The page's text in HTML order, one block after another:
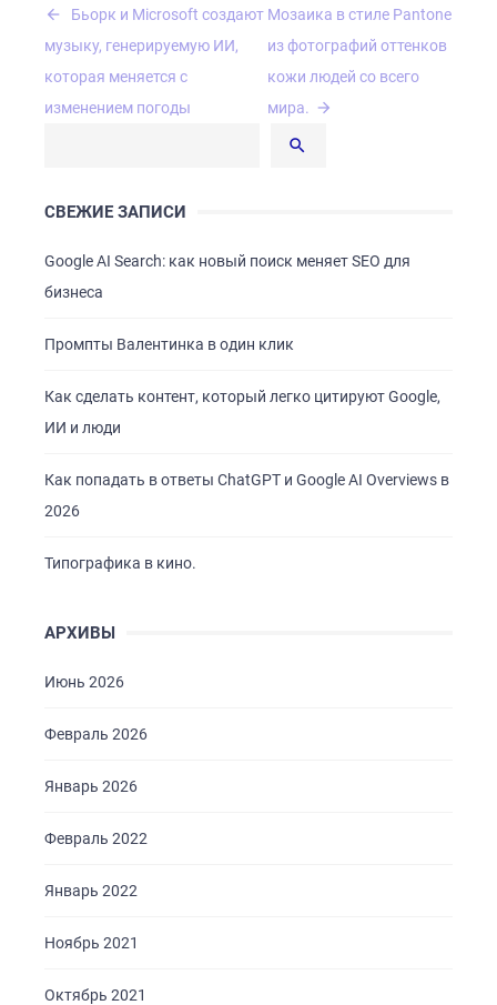
Навигация
по
записям
Бьорк и Microsoft создают
музыку, генерируемую ИИ,
которая меняется с
изменением погоды
Мозаика в стиле Pantone
из фотографий оттенков
кожи людей со всего
мира.
СВЕЖИЕ ЗАПИСИ
Google AI Search: как новый поиск меняет SEO для
бизнеса
Промпты Валентинка в один клик
Как сделать контент, который легко цитируют Google,
ИИ и люди
Как попадать в ответы ChatGPT и Google AI Overviews в
2026
Типографика в кино.
АРХИВЫ
Июнь 2026
Февраль 2026
Январь 2026
Февраль 2022
Январь 2022
Ноябрь 2021
Октябрь 2021